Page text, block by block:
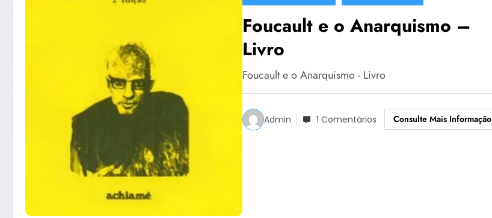
Foucault e o Anarquismo –
Livro
Foucault e o Anarquismo - Livro
Admin 1 Comentários Consulte Mais Informação